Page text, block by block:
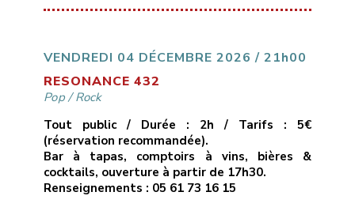
Gossip, Muse, Fleetwood Mac, Lavilliers…) pour leur
Christelle […]
VENDREDI 04 DÉCEMBRE 2026 / 21h00
RESONANCE 432
Pop/Rock
Tout public / Durée : 2h / Tarifs : 5€
(réservation recommandée).
Bar à tapas, comptoirs à vins, bières &
cocktails, ouverture à partir de 17h30.
Renseignements : 05 61 73 16 15